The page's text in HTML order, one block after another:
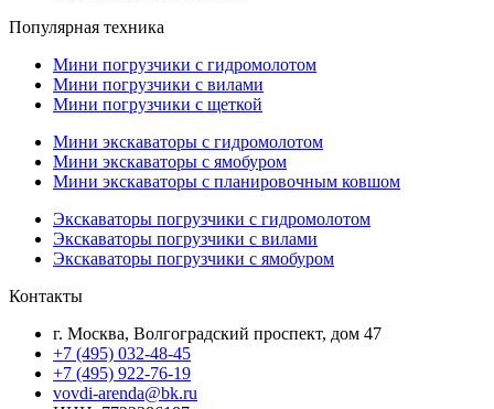
Популярная техника
Мини погрузчики с гидромолотом
Мини погрузчики с вилами
Мини погрузчики с щеткой
Мини экскаваторы с гидромолотом
Мини экскаваторы с ямобуром
Мини экскаваторы с планировочным ковшом
Экскаваторы погрузчики с гидромолотом
Экскаваторы погрузчики с вилами
Экскаваторы погрузчики с ямобуром
Контакты
г. Москва, Волгоградский проспект, дом 47
+7 (495) 032-48-45
+7 (495) 922-76-19
vovdi-arenda@bk.ru